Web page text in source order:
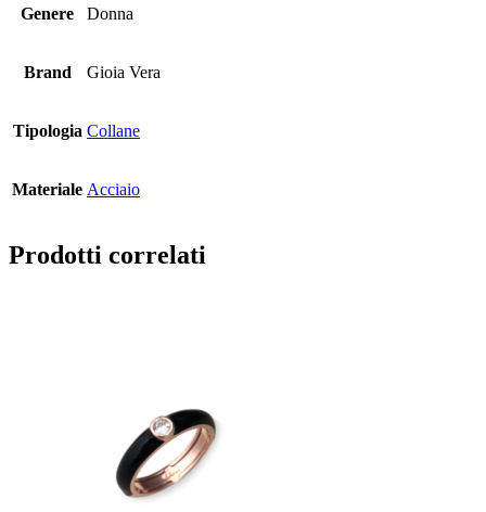
Genere Donna
Brand Gioia Vera
Tipologia Collane
Materiale Acciaio
Prodotti correlati